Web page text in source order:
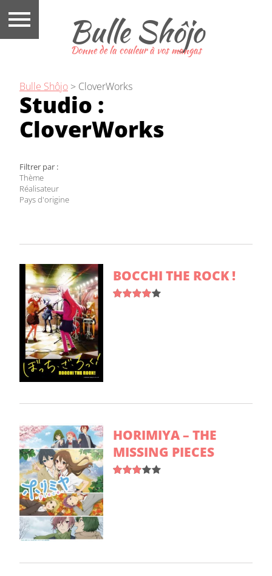
Bulle Shôjo
Donne de la couleur à vos mangas
Bulle Shôjo > CloverWorks
Studio :
CloverWorks
Filtrer par :
Thème
Réalisateur
Pays d'origine
BOCCHI THE ROCK !
HORIMIYA – THE
MISSING PIECES